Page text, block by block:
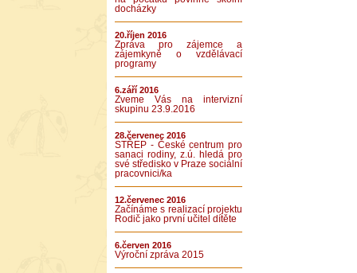
docházky
20.říjen 2016
Zpráva pro zájemce a
zájemkyně o vzdělávací
programy
6.září 2016
Zveme Vás na intervizní
skupinu 23.9.2016
28.červenec 2016
STŘEP - České centrum pro
sanaci rodiny, z.ú. hledá pro
své středisko v Praze sociální
pracovnici/ka
12.červenec 2016
Začínáme s realizací projektu
Rodič jako první učitel dítěte
6.červen 2016
Výroční zpráva 2015